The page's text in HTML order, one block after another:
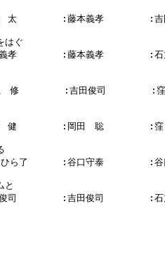
　太        :藤本義孝        :吉
はぐ
義孝        :藤本義孝        :石
　修        :吉田俊司        :窪
　健        :岡田　聡        :窪
ら了      :谷口守泰        :谷
と